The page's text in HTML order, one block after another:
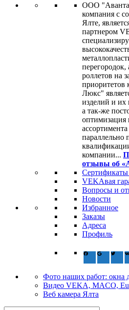
ООО
компания с
Ялте,
партнером
роллетов на
Люкс"
изделий и их
а так-же
оптимизация
параллельно
компании...
отзывы об
VEKAвая
Вопросы и
Новости
Избранное
Заказы
Адреса
Профиль
Фото наших работ: окна
Видео VEKA, MACO,
Веб камера Ялта